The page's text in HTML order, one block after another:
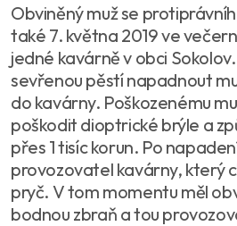
Obviněný muž se
také 7. května 2019 ve
jedné kavárně v obci
sevřenou pěstí napadnout
do kavárny. Poškozenému
poškodit dioptrické brýle a
přes 1 tisíc korun. Po
provozovatel kavárny, který
pryč. V tom momentu měl
bodnou zbraň a tou